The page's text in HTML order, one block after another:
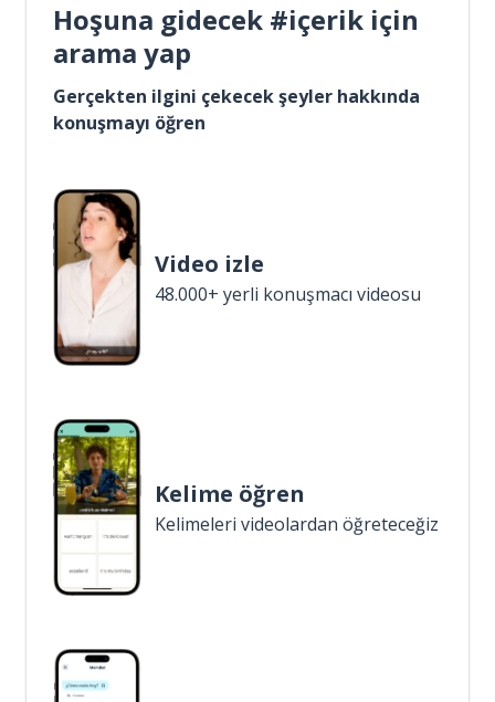
Hoşuna gidecek #içerik için
arama yap
Gerçekten ilgini çekecek şeyler hakkında
konuşmayı öğren
Video izle
48.000+ yerli konuşmacı videosu
Kelime öğren
Kelimeleri videolardan öğreteceğiz